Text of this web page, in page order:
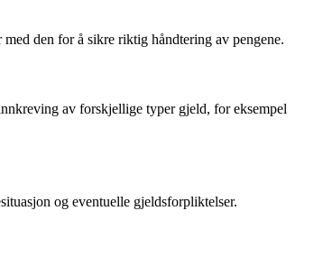
den for å sikre riktig håndtering av pengene.
av forskjellige typer gjeld, for eksempel
og eventuelle gjeldsforpliktelser.